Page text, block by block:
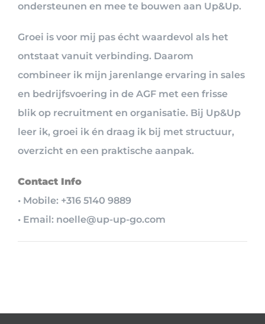
ondersteunen en mee te bouwen aan Up&Up.
Groei is voor mij pas écht waardevol als het
ontstaat vanuit verbinding. Daarom
combineer ik mijn jarenlange ervaring in sales
en bedrijfsvoering in de AGF met een frisse
blik op recruitment en organisatie. Bij Up&Up
leer ik, groei ik én draag ik bij met structuur,
overzicht en een praktische aanpak.
Contact Info
• Mobile: +316 5140 9889
• Email: noelle@up-up-go.com